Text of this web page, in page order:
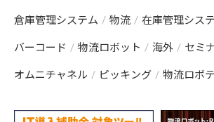
倉庫管理システム 物流 在庫管理シス
バーコード 物流ロボット 海外 セミ
オムニチャネル ピッキング 物流ロボ